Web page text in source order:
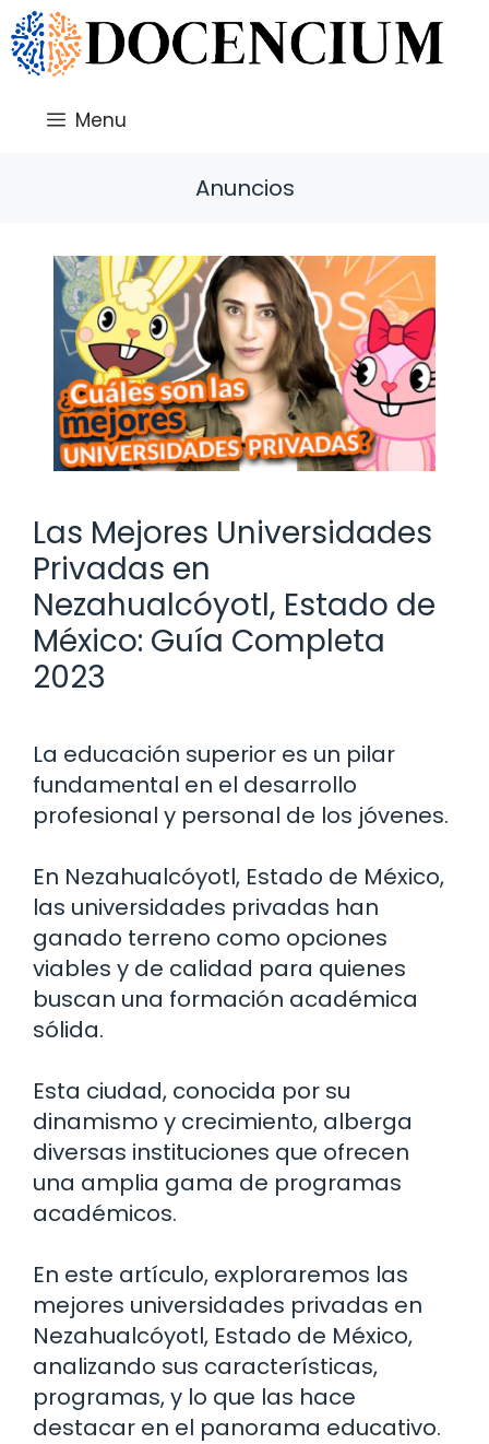
Saltar
al
contenido
Menu
Anuncios
Las Mejores Universidades
Privadas en
Nezahualcóyotl, Estado de
México: Guía Completa
2023
La educación superior es un pilar
fundamental en el desarrollo
profesional y personal de los jóvenes.
En Nezahualcóyotl, Estado de México,
las universidades privadas han
ganado terreno como opciones
viables y de calidad para quienes
buscan una formación académica
sólida.
Esta ciudad, conocida por su
dinamismo y crecimiento, alberga
diversas instituciones que ofrecen
una amplia gama de programas
académicos.
En este artículo, exploraremos las
mejores universidades privadas en
Nezahualcóyotl, Estado de México,
analizando sus características,
programas, y lo que las hace
destacar en el panorama educativo.